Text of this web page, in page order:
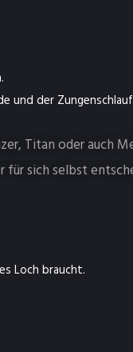
und der
Titan oder auch
für sich selbst
Loch braucht.